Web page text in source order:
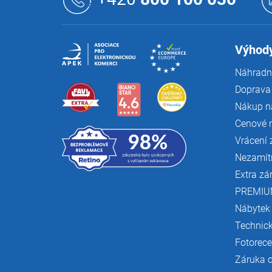
Nákup
Cenové
Vrácení
Extra
Záruka